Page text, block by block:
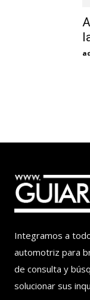
Integramos a
automotriz para
de consulta y
solucionar sus